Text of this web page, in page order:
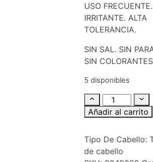
USO
IRRITANTE. ALTA
TOLERANCIA.
SIN SAL. SIN
SIN
5 disponibles
Añadir al carrito
Tipo De Cabello:
de cabello